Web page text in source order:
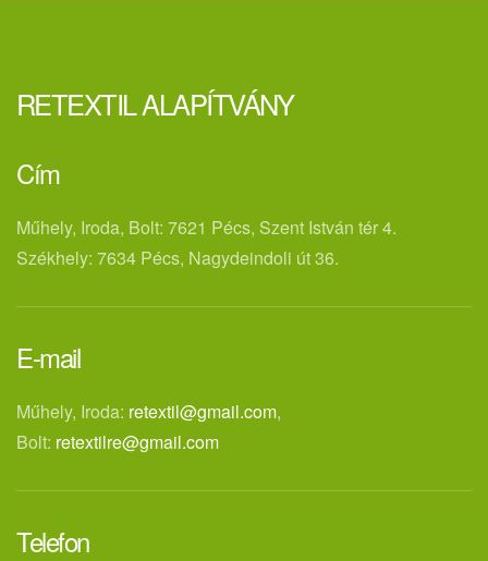
RETEXTIL ALAPÍTVÁNY
Cím
Műhely, Iroda, Bolt: 7621 Pécs, Szent István tér 4.
Székhely: 7634 Pécs, Nagydeindoli út 36.
E-mail
Műhely, Iroda: retextil@gmail.com,
Bolt: retextilre@gmail.com
Telefon